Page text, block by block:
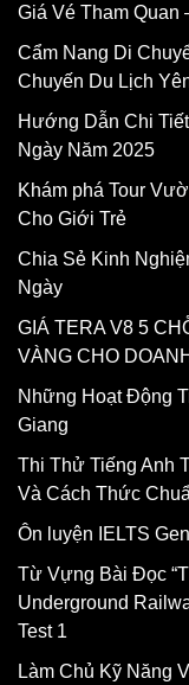
Giá Vé Tham Quan
Cẩm Nang Di
Chuyến Du Lịch
Hướng Dẫn Chi
Ngày Năm 2025
Khám phá Tour
Cho Giới Trẻ
Chia Sẻ Kinh
Ngày
GIÁ TERA V8 5
VÀNG CHO
Những Hoạt Động
Giang
Thi Thử Tiếng Anh
Và Cách Thức
Ôn luyện IELTS
Từ Vựng Bài Đọc
Underground
Test 1
Làm Chủ Kỹ Năng